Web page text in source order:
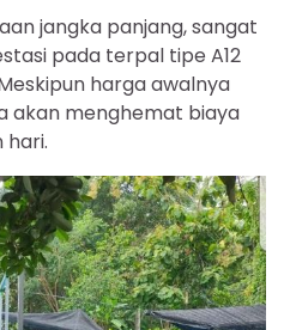
jangka panjang, sangat
pada terpal tipe A12
harga awalnya
akan menghemat biaya
hari.